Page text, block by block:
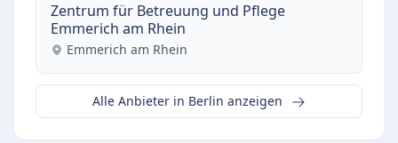
Zentrum für Betreuung und Pflege
Emmerich am Rhein
Emmerich am Rhein
Alle Anbieter in Berlin anzeigen